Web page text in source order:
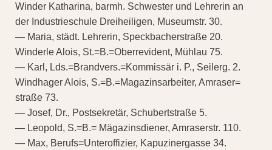
Winder Katharina, barmh. Schwester und Lehrerin an
der Industrieschule Dreiheiligen, Museumstr. 30.
— Maria, städt. Lehrerin, Speckbacherstraße 20.
Winderle Alois, St.=B.=Oberrevident, Mühlau 75.
— Karl, Lds.=Brandvers.=Kommissär i. P., Seilerg. 2.
Windhager Alois, S.=B.=Magazinsarbeiter, Amraser=
straße 73.
— Josef, Dr., Postsekretär, Schubertstraße 5.
— Leopold, S.=B.= Mägazinsdiener, Amraserstr. 110.
— Max, Berufs=Unteroffizier, Kapuzinergasse 34.